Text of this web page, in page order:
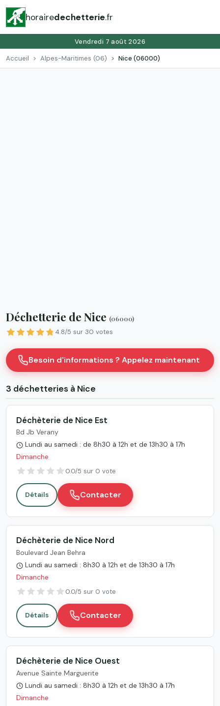
horairedechetterie.fr
Vendredi 7 août 2026
Accueil Alpes-Maritimes (06) Nice (06000)
Déchetterie de Nice (06000)
4.8/5 sur 30 votes
Besoin d'informations ? Appelez maintenant
3 déchetteries à Nice
Déchèterie de Nice Est
Bd Jb Verany
Lundi au samedi : de 8h30 à 12h et de 13h30 à 17h
Dimanche
0.0/5 sur 0 vote
Détails Contacter
Déchèterie de Nice Nord
Boulevard Jean Behra
Lundi au samedi : 8h30 à 12h et de 13h30 à 17h
Dimanche
0.0/5 sur 0 vote
Détails Contacter
Déchèterie de Nice Ouest
Avenue Sainte Marguerite
Lundi au samedi : 8h30 à 12h et de 13h30 à 17h
Dimanche